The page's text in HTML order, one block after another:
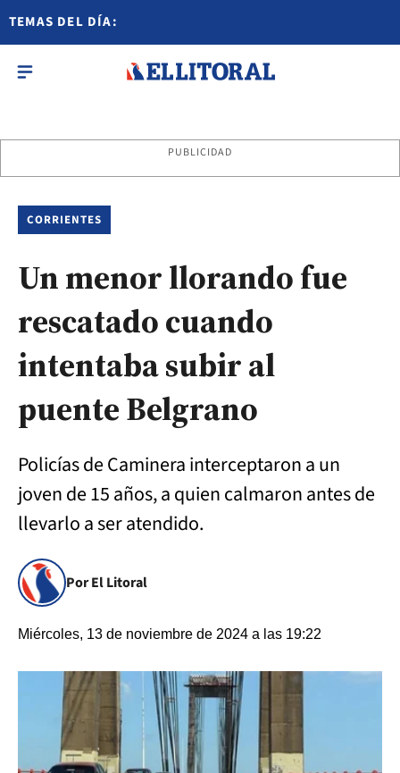
TEMAS DEL DÍA:
PUBLICIDAD
CORRIENTES
Un menor llorando fue
rescatado cuando
intentaba subir al
puente Belgrano
Policías de Caminera interceptaron a un
joven de 15 años, a quien calmaron antes de
llevarlo a ser atendido.
Por El Litoral
Miércoles, 13 de noviembre de 2024 a las 19:22